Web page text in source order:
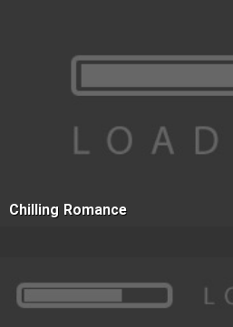
Chilling Romance